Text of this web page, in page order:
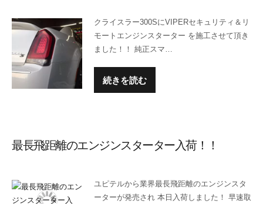
クライスラー300SにVIPERセキュリティ＆リ
モートエンジンスターター を施工させて頂き
ました！！ 純正スマ…
続きを読む
最長飛距離のエンジンスターター入荷！！
ユピテルから業界最長飛距離のエンジンスタ
ーターが発売され 本日入荷しました！ 早速取